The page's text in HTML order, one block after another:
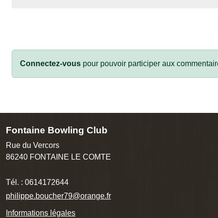
Connectez-vous pour pouvoir participer aux
Fontaine Bowling Club
Rue du Vercors
86240 FONTAINE LE COMTE
Tél. : 0614172644
philippe.boucher79@orange.fr
Informations légales